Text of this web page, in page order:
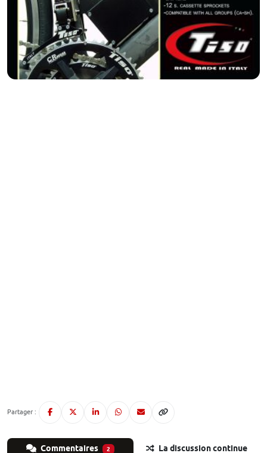
Partager :
Commentaires 2 La discussion continue